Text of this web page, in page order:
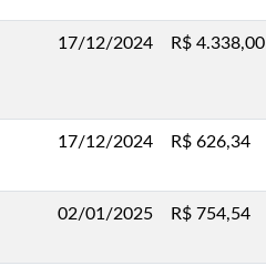
17/12/2024 R$ 4.338,00
17/12/2024 R$ 626,34
02/01/2025 R$ 754,54